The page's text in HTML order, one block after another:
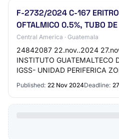
F-2732/2024 C-167
OFTALMICO 0.5%, TUBO
Central America · Guatemala
24842087 22.nov..2024
INSTITUTO GUATEMALTECO
IGSS- UNIDAD PERIFERICA
UNGÜENTO OFT…
Published: 22 Nov 2024Deadline: